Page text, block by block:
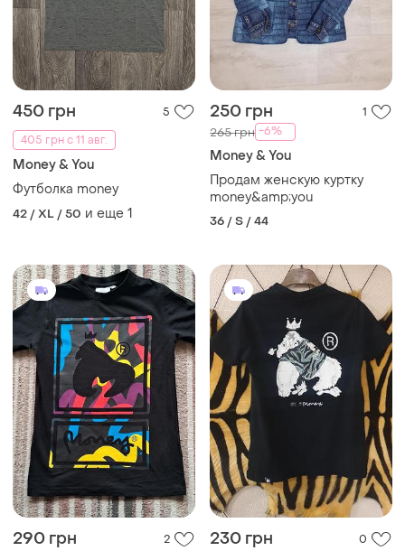
450 грн
5
405 грн с 11 авг.
Money & You
Футболка money
42 / XL / 50 и еще 1
250 грн 1
265 грн -6%
Money & You
Продам женскую куртку
money&amp;you
36 / S / 44
290 грн 2 230 грн 0